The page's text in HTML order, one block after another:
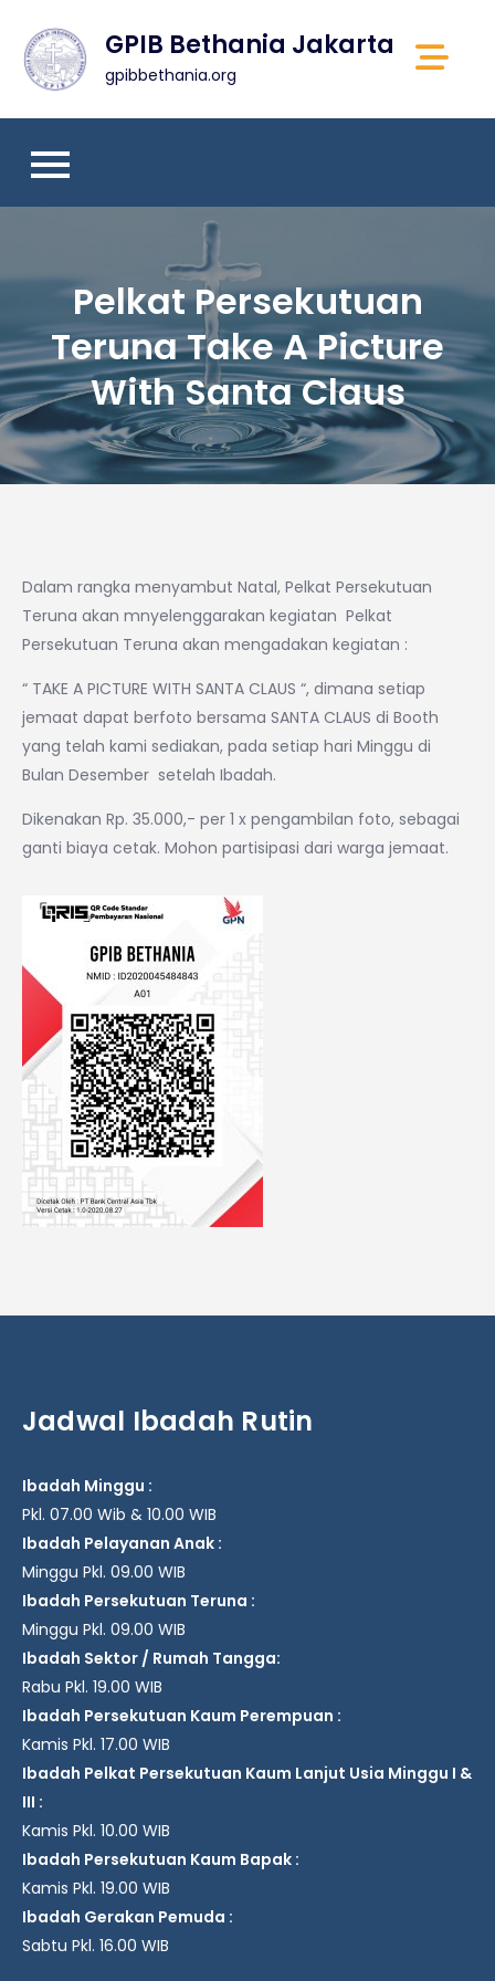
content
GPIB Bethania Jakarta
gpibbethania.org
Pelkat Persekutuan
Teruna Take A Picture
With Santa Claus
Dalam rangka menyambut Natal, Pelkat Persekutuan
Teruna akan mnyelenggarakan kegiatan Pelkat
Persekutuan Teruna akan mengadakan kegiatan :
“ TAKE A PICTURE WITH SANTA CLAUS “, dimana setiap
jemaat dapat berfoto bersama SANTA CLAUS di Booth
yang telah kami sediakan, pada setiap hari Minggu di
Bulan Desember setelah Ibadah.
Dikenakan Rp. 35.000,- per 1 x pengambilan foto, sebagai
ganti biaya cetak. Mohon partisipasi dari warga jemaat.
Jadwal Ibadah Rutin
Ibadah Minggu :
Pkl. 07.00 Wib & 10.00 WIB
Ibadah Pelayanan Anak :
Minggu Pkl. 09.00 WIB
Ibadah Persekutuan Teruna :
Minggu Pkl. 09.00 WIB
Ibadah Sektor / Rumah Tangga:
Rabu Pkl. 19.00 WIB
Ibadah Persekutuan Kaum Perempuan :
Kamis Pkl. 17.00 WIB
Ibadah Pelkat Persekutuan Kaum Lanjut Usia Minggu I &
III :
Kamis Pkl. 10.00 WIB
Ibadah Persekutuan Kaum Bapak :
Kamis Pkl. 19.00 WIB
Ibadah Gerakan Pemuda :
Sabtu Pkl. 16.00 WIB